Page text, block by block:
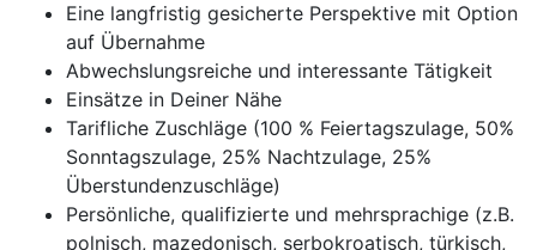
Eine langfristig gesicherte Perspektive mit Option
auf Übernahme
Abwechslungsreiche und interessante Tätigkeit
Einsätze in Deiner Nähe
Tarifliche Zuschläge (100 % Feiertagszulage, 50%
Sonntagszulage, 25% Nachtzulage, 25%
Überstundenzuschläge)
Persönliche, qualifizierte und mehrsprachige (z.B.
polnisch, mazedonisch, serbokroatisch, türkisch,